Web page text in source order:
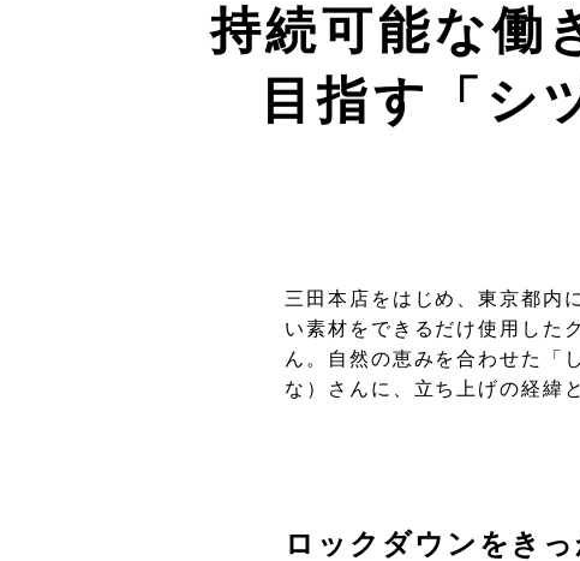
持続可能な働
目指す「シ
三田本店をはじめ、東京都内
い素材をできるだけ使用した
ん。自然の恵みを合わせた「
な）さんに、立ち上げの経緯
ロックダウンをき